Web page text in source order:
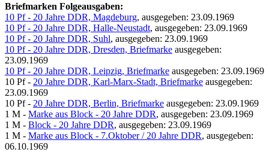
Briefmarken Folgeausgaben:
10 Pf - 20 Jahre DDR, Magdeburg, ausgegeben: 23.09.1969
10 Pf - 20 Jahre DDR, Halle-Neustadt, ausgegeben: 23.09.1969
10 Pf - 20 Jahre DDR, Suhl, ausgegeben: 23.09.1969
10 Pf - 20 Jahre DDR, Dresden, Briefmarke ausgegeben:
23.09.1969
10 Pf - 20 Jahre DDR, Leipzig, Briefmarke ausgegeben: 23.09.1969
10 Pf - 20 Jahre DDR, Karl-Marx-Stadt, Briefmarke ausgegeben:
23.09.1969
10 Pf - 20 Jahre DDR, Berlin, Briefmarke ausgegeben: 23.09.1969
1 M - Marke aus Block - 20 Jahre DDR, ausgegeben: 23.09.1969
1 M - Block - 20 Jahre DDR, ausgegeben: 23.09.1969
1 M - Marke aus Block - 7.Oktober / 20 Jahre DDR, ausgegeben:
06.10.1969